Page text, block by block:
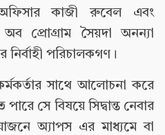
অফিসার কাজী রুবেল এবং
অব প্রোগ্রাম সৈয়দা অনন্যা
পরিচালকগণ।
কর্মকর্তার সাথে আলোচনা করে
সে বিষয়ে সিদ্বান্ত নেবার
অ্যাপস এর মাধ্যমে বা